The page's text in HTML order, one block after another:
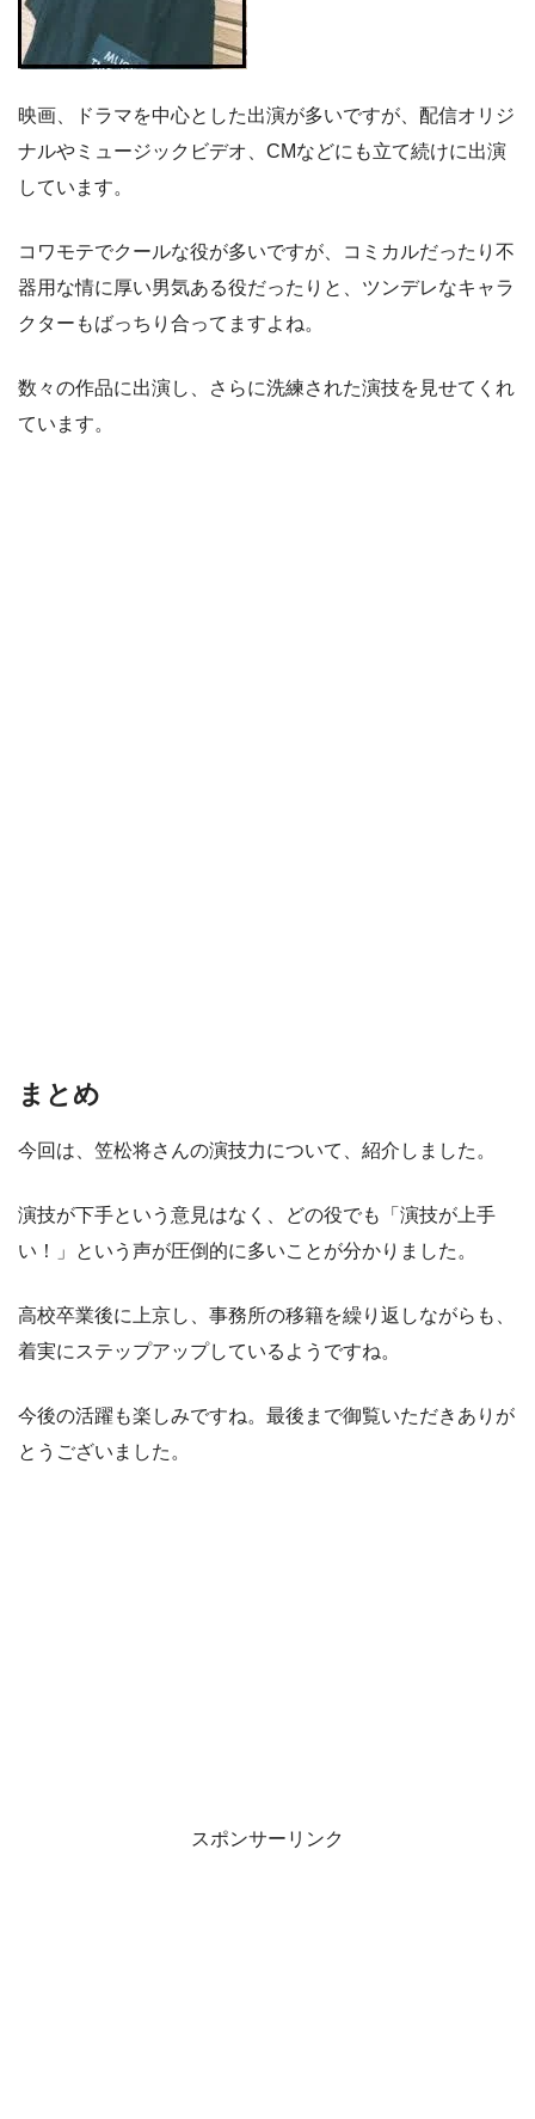
映画、ドラマを中心とした出演が多いですが、配信オリジ
ナルやミュージックビデオ、CMなどにも立て続けに出演
しています。
コワモテでクールな役が多いですが、コミカルだったり不
器用な情に厚い男気ある役だったりと、ツンデレなキャラ
クターもばっちり合ってますよね。
数々の作品に出演し、さらに洗練された演技を見せてくれ
ています。
まとめ
今回は、笠松将さんの演技力について、紹介しました。
演技が下手という意見はなく、どの役でも「演技が上手
い！」という声が圧倒的に多いことが分かりました。
高校卒業後に上京し、事務所の移籍を繰り返しながらも、
着実にステップアップしているようですね。
今後の活躍も楽しみですね。最後まで御覧いただきありが
とうございました。
スポンサーリンク